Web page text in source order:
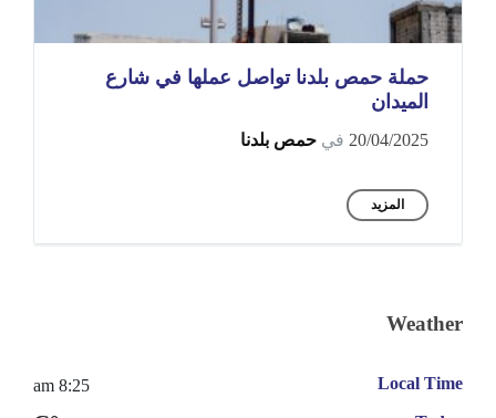
حملة حمص بلدنا تواصل عملها في شارع
الميدان
20/04/2025 في حمص بلدنا
المزيد
Weather
Local Time
8:25 am